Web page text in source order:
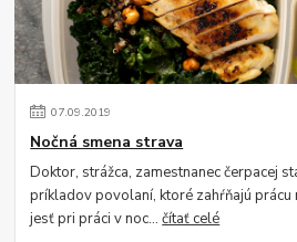
07.09.2019
Nočná smena strava
Doktor, strážca, zamestnanec čerpacej
príkladov povolaní, ktoré zahŕňajú prácu
jesť pri práci v noc...čítať celé